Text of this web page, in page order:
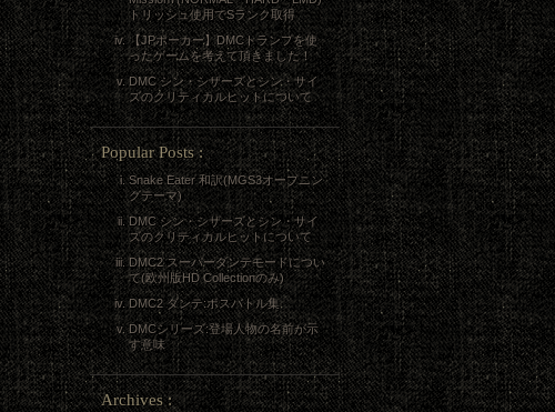
トリッシュ使用でSランク取得
【JPポーカー】DMCトランプを使
ったゲームを考えて頂きました！
DMC シン・シザーズとシン・サイ
ズのクリティカルヒットについて
Popular Posts :
Snake Eater 和訳(MGS3オープニン
グテーマ)
DMC シン・シザーズとシン・サイ
ズのクリティカルヒットについて
DMC2 スーパーダンテモードについ
て(欧州版HD Collectionのみ)
DMC2 ダンテ:ボスバトル集
DMCシリーズ:登場人物の名前が示
す意味
Archives :